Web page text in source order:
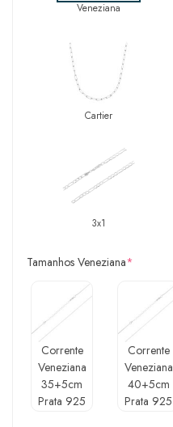
Veneziana
Cartier
3x1
Tamanhos Veneziana*
Corrente
Veneziana
35+5cm
Prata 925
Corrente
Veneziana
40+5cm
Prata 925